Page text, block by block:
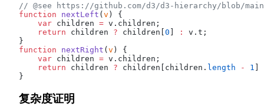
// @see https://github.com/d3/d3-hierarchy/blob/
function nextLeft (v ) {
    var
children = v.children;
    return
children ? children[0 ] :
v.t;
}
function nextRight (v ) {
    var
children = v.children;
    return
children ? children[children. length - 1 ]
}
复杂度证明